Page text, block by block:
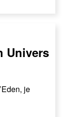
Univers
je